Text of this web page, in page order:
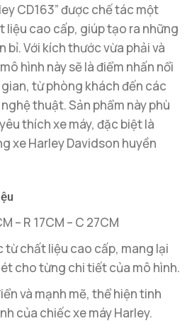
CD163” được chế tác một
liệu cao cấp, giúp tạo ra những
bỉ. Với kích thước vừa phải và
hình này sẽ là điểm nhấn nổi
từ phòng khách đến các
thuật. Sản phẩm này phù
thích xe máy, đặc biệt là
xe Harley Davidson huyền
– R 17CM – C 27CM
từ chất liệu cao cấp, mang lại
cho từng chi tiết của mô hình.
và mạnh mẽ, thể hiện tinh
của chiếc xe máy Harley.